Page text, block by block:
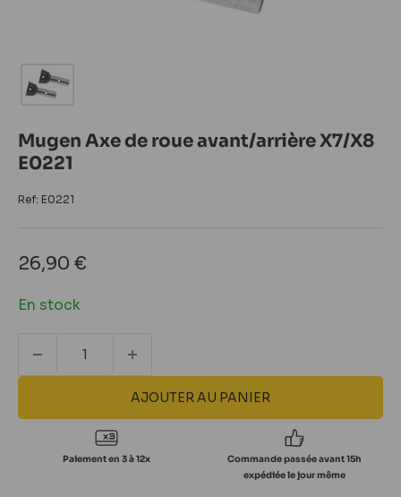
Mugen Axe de roue avant/arrière X7/X8
E0221
Ref: E0221
Prix
26,90 €
En stock
AJOUTER AU PANIER
Paiement en 3 à 12x
Commande passée avant 15h
expédiée le jour même